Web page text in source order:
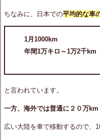
ちなみに、日本での平均的な車
1月1000km
年間1万キロ～1万2千km
と言われています。
一方、海外では普通に２０万
広い大陸を車で移動するので、